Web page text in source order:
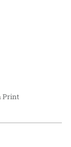
Print